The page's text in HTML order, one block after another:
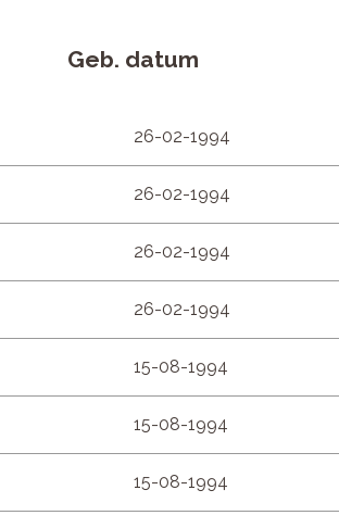
Geb. datum
26-02-1994
26-02-1994
26-02-1994
26-02-1994
15-08-1994
15-08-1994
15-08-1994